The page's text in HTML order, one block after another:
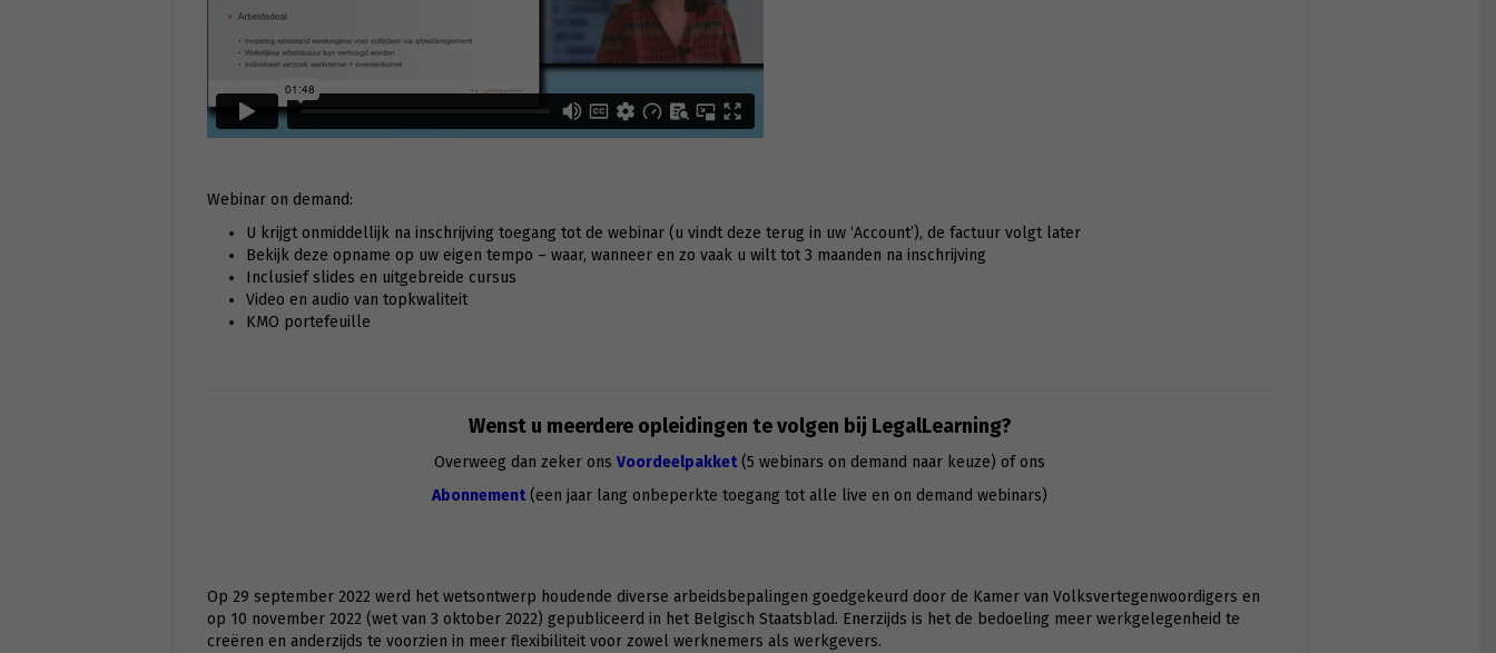
Webinar on demand:
U krijgt onmiddellijk na inschrijving toegang tot de webinar (u vindt deze terug in uw ‘Account’), de factuur volgt later
Bekijk deze opname op uw eigen tempo – waar, wanneer en zo vaak u wilt tot 3 maanden na inschrijving
Inclusief slides en uitgebreide cursus
Video en audio van topkwaliteit
KMO portefeuille
Wenst u meerdere opleidingen te volgen bij LegalLearning?
Overweeg dan zeker ons Voordeelpakket(5 webinars on demand naar keuze) of ons
Abonnement(een jaar lang onbeperkte toegang tot alle live en on demand webinars)
Op 29 september 2022 werd het wetsontwerp houdende diverse arbeidsbepalingen goedgekeurd door de Kamer van Volksvertegenwoordigers en
op 10 november 2022 (wet van 3 oktober 2022) gepubliceerd in het Belgisch Staatsblad. Enerzijds is het de bedoeling meer werkgelegenheid te
creëren en anderzijds te voorzien in meer flexibiliteit voor zowel werknemers als werkgevers.